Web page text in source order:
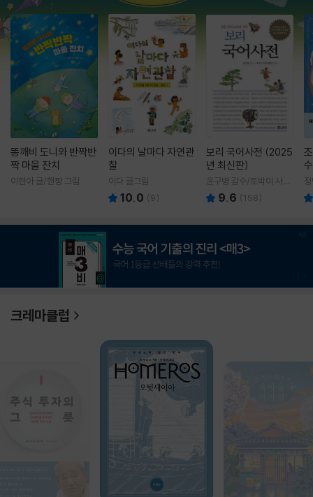
똥깨비 도니와 반짝반
짝 마을 잔치
이현아 글/핸짱 그림
이다의 날마다 자연관
찰
이다 글그림
10.0 (9)
보리 국어사전 (2025
년 최신판)
윤구병 감수/토박이 사전
편찬실 편
9.6 (158)
크레마클럽